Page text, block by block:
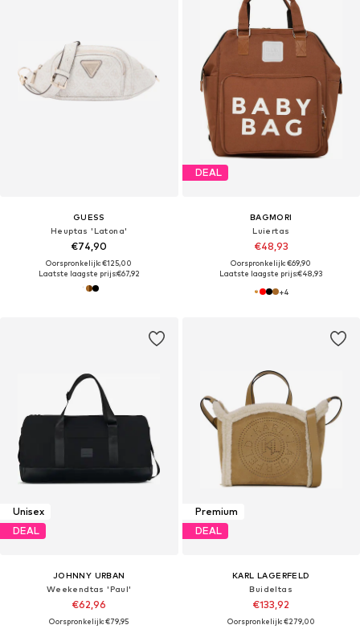
GUESS
Heuptas 'Latona'
€74,90
Oorspronkelijk: €125,00
Laatste laagste prijs:€67,92
DEAL
BAGMORI
Luiertas
€48,93
Oorspronkelijk: €69,90
Laatste laagste prijs:€48,93
+4
Unisex
DEAL
JOHNNY URBAN
Weekendtas 'Paul'
€62,96
Oorspronkelijk: €79,95
Premium
DEAL
KARL LAGERFELD
Buideltas
€133,92
Oorspronkelijk: €279,00